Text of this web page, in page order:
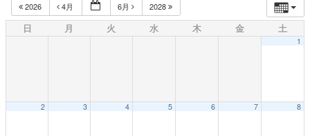
2026 4月 6月 2028
日 月 火 水 木 金 土
1
2 3 4 5 6 7 8